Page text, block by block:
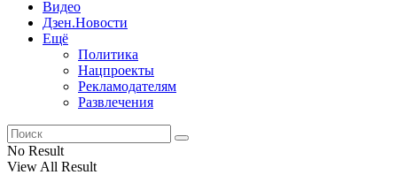
Видео
Дзен.Новости
Ещё
Политика
Нацпроекты
Рекламодателям
Развлечения
No Result
View All Result